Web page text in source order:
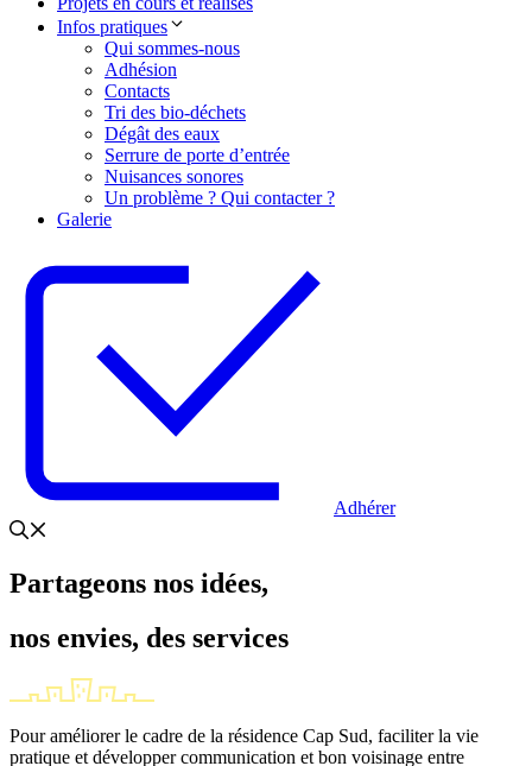
Infos pratiques
Qui sommes-nous
Adhésion
Contacts
Tri des bio-déchets
Dégât des eaux
Serrure de porte d’entrée
Nuisances sonores
Un problème ? Qui contacter ?
Galerie
Adhérer
Partageons nos idées,
nos envies, des services
Pour améliorer le cadre de la résidence Cap Sud, faciliter la vie
pratique et développer communication et bon voisinage entre